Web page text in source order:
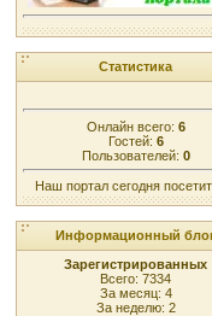
Статистика
Онлайн всего: 6
Гостей: 6
Пользователей: 0
Наш портал сегодня
Информационный
Зарегистрированных
Всего: 7334
За месяц: 4
За неделю: 2